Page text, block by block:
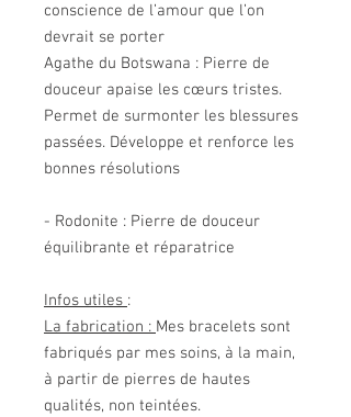
conscience de l’amour que l’on
devrait se porter
Agathe du Botswana : Pierre de
douceur apaise les cœurs tristes.
Permet de surmonter les blessures
passées. Développe et renforce les
bonnes résolutions
- Rodonite : Pierre de douceur
équilibrante et réparatrice
Infos utiles :
La fabrication : Mes bracelets sont
fabriqués par mes soins, à la main,
à partir de pierres de hautes
qualités, non teintées.